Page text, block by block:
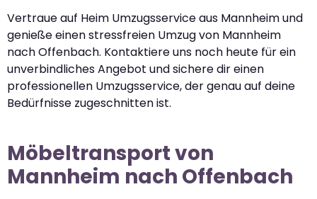
Vertraue auf Heim Umzugsservice aus Mannheim und
genieße einen stressfreien Umzug von Mannheim
nach Offenbach. Kontaktiere uns noch heute für ein
unverbindliches Angebot und sichere dir einen
professionellen Umzugsservice, der genau auf deine
Bedürfnisse zugeschnitten ist.
Möbeltransport von
Mannheim nach Offenbach